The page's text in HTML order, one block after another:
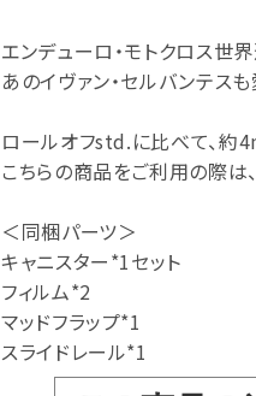
エンデューロ・モトクロス世
あのイヴァン・セルバンテスも
ロールオフstd.に比べて、約
こちらの商品をご利用の際は
＜同梱パーツ＞
キャニスター*1セット
フィルム*2
マッドフラップ*1
スライドレール*1